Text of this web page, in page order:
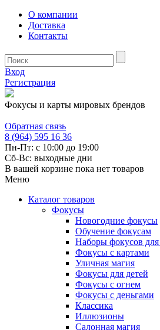
О компании
Доставка
Контакты
Вход
Регистрация
Фокусы и карты мировых брендов
Обратная связь
8 (964) 595 16 36
Пн-Пт: с 10:00 до 19:00
Сб-Вс: выходные дни
В вашей корзине пока нет товаров
Меню
Каталог товаров
Фокусы
Новогодние фокусы
Обучение фокусам
Наборы фокусов
Фокусы с картами
Уличная магия
Фокусы для детей
Фокусы с огнем
Фокусы с деньгами
Классика
Иллюзионы
Салонная магия